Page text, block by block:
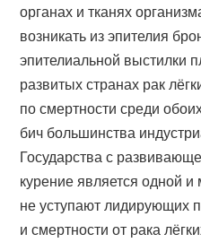
органах и тканях
возникать из эпителия
эпителиальной выстилки
развитых странах рак
по смертности среди
бич большинства
Государства с
курение является одной
не уступают лидирующих
и смертности от рака